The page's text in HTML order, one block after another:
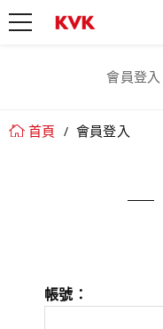
會員登入
首頁 會員登入
帳號：